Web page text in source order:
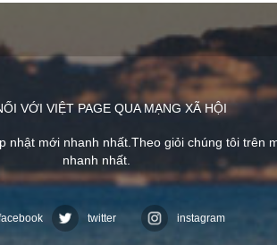
VỚI VIỆT PAGE QUA MẠNG XÃ HỘI
mới nhanh nhất.Theo giỏi chúng tôi trên
nhanh nhất.
twitter instagram